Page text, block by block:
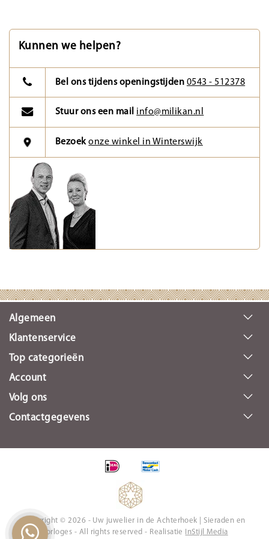
Kunnen we helpen?
Bel ons tijdens openingstijden 0543 - 512378
Stuur ons een mail info@milikan.nl
Bezoekonze winkel in Winterswijk
Algemeen
Klantenservice
Top categorieën
Account
Volg ons
Contactgegevens
Copyright © 2026 - Uw juwelier in de Achterhoek | Sieraden en
Horloges - All rights reserved - Realisatie
InStijl Media